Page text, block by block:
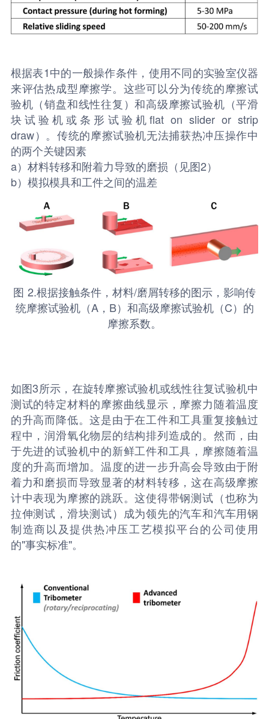
根据表1中的一般操作条件，使用不同的实验室仪器
来评估热成型摩擦学。这些可以分为传统的摩擦试
验机（销盘和线性往复）和高级摩擦试验机（平滑
块试验机或条形试验机flat on slider or strip
draw）。传统的摩擦试验机无法捕获热冲压操作中
的两个关键因素
a）材料转移和附着力导致的磨损（见图2）
b）模拟模具和工件之间的温差
图 2.根据接触条件，材料/磨屑转移的图示，影响传
统摩擦试验机（A，B）和高级摩擦试验机（C）的
摩擦系数。
如图3所示，在旋转摩擦试验机或线性往复试验机中
测试的特定材料的摩擦曲线显示，摩擦力随着温度
的升高而降低。这是由于在工件和工具重复接触过
程中，润滑氧化物层的结构排列造成的。然而，由
于先进的试验机中的新鲜工件和工具，摩擦随着温
度的升高而增加。温度的进一步升高会导致由于附
着力和磨损而导致显著的材料转移，这在高级摩擦
计中表现为摩擦的跳跃。这使得带钢测试（也称为
拉伸测试，滑块测试）成为领先的汽车和汽车用钢
制造商以及提供热冲压工艺模拟平台的公司使用
的"事实标准"。